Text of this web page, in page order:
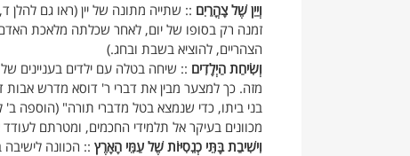
וְיַיִן שֶׁל צָהֳרַיִם :: שתייה מתונה של יין (ראו גם להלן
זמנה רק בסופו של יום, לאחר שכלתה מלאכת
הצהריים, להוציא בשבת ובחג.)
וְשִׂיחַת הַיְלָדִים :: שיחה בטלה עם ילדים בעניינים
מזה. כך למצער מבין את דברי ר' דוסא מדרש אבות
בני ביתו, כדי שנמצא בטל מדברי תורה" (הוספה
מכוונים בעיקר אל תלמידי החכמים, ומטרתם
וִישִׁיבַת בָּתֵּי כְנֵסִיּוֹת שֶׁל עַמֵּי הָאָרֶץ :: הכוונה